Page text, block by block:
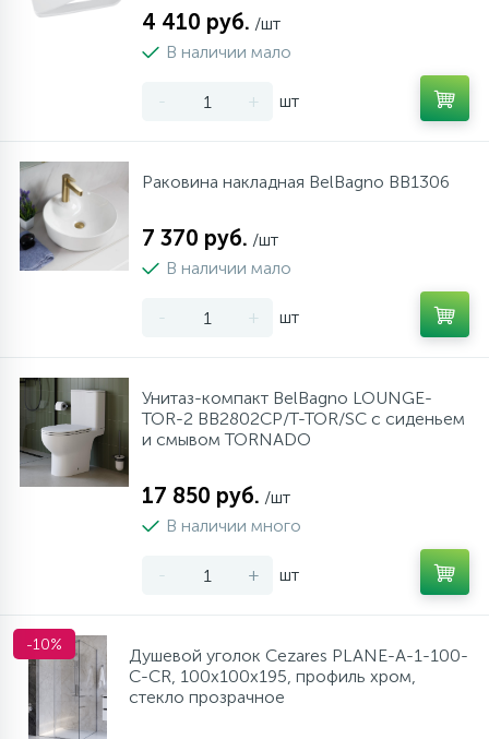
4 410 руб. /шт
В наличии мало
- + шт
Раковина накладная BelBagno BB1306
7 370 руб. /шт
В наличии мало
- + шт
Унитаз-компакт BelBagno LOUNGE-
TOR-2 BB2802CP/T-TOR/SC с сиденьем
и смывом TORNADO
17 850 руб. /шт
В наличии много
- + шт
-10%
Душевой уголок Cezares PLANE-A-1-100-
C-CR, 100х100х195, профиль хром,
стекло прозрачное